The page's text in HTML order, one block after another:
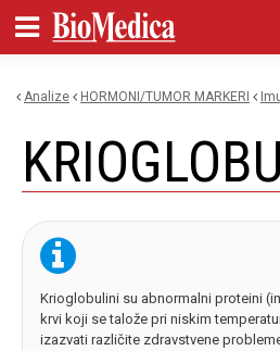
content
Analize HORMONI/TUMOR MARKERI
Krioglobulini su abnormalni proteini
krvi koji se talože pri niskim
izazvati različite zdravstvene